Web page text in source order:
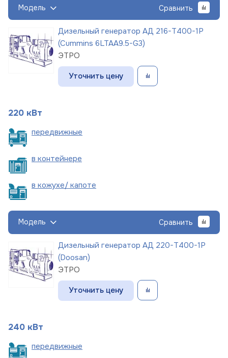
Модель Сравнить
Дизельный генератор АД 216-Т400-1Р
(Cummins 6LTAA9.5-G3)
ЭТРО
Уточнить цену
220 кВт
передвижные
в контейнере
в кожухе/ капоте
Модель Сравнить
Дизельный генератор АД 220-Т400-1Р
(Doosan)
ЭТРО
Уточнить цену
240 кВт
передвижные